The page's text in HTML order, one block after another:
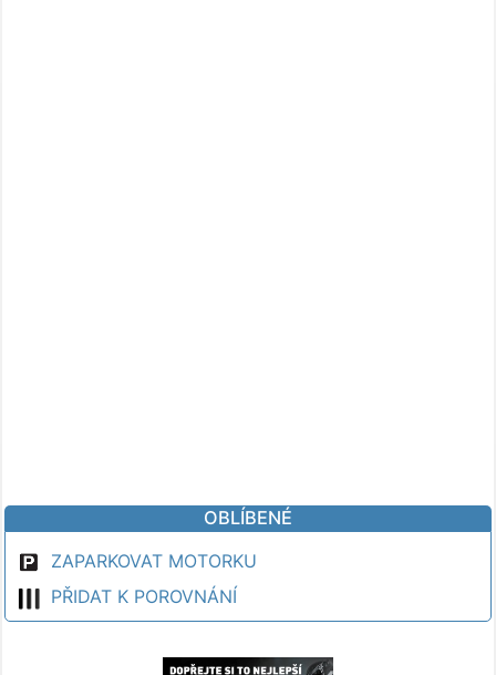
OBLÍBENÉ
ZAPARKOVAT MOTORKU
PŘIDAT K POROVNÁNÍ